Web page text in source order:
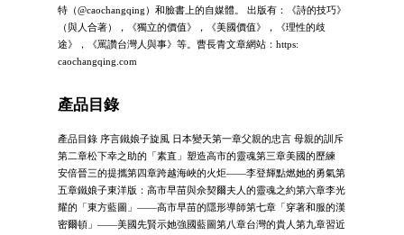
特（@caochangqing）和臉書上的自媒體。 出版有：《詩的技巧》
（與人合著），《獨立的價值》，《美國價值》，《理性的歧
途》，《罵讚台灣人與事》等。曹長青文章網站：https:
caochangqing.com
產品目錄
產品目錄 序言鐵娘子旋風 日本變天第一章父親的忠言 母親的訓斥
第二章松下幸之助的「素直」塑造高市的靈魂第三章美國的歷練
安倍晉三的提攜第四章跨越海峽的火炬——李登輝點燃她的勇氣第
五章鐵娘子東洋版：高市早苗與佘契爾夫人的靈魂之約第六章李光
耀的「東方藍圖」——高市早苗的隱形導師第七章「穿著和服的漢
密爾頓」——美國先賢示她強國藍圖第八章台灣的貴人第九章習近